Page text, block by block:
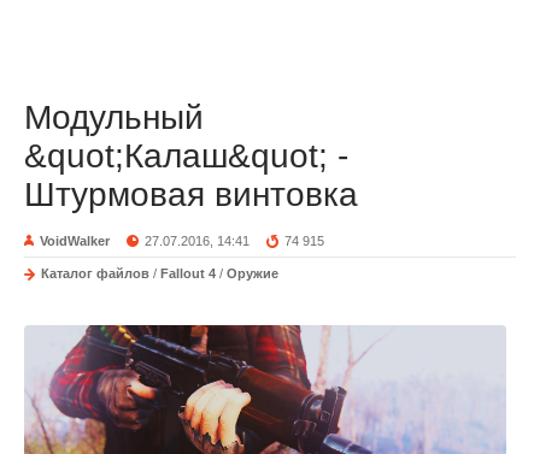
Модульный
&quot;Калаш&quot; -
Штурмовая винтовка
VoidWalker 27.07.2016, 14:41 74 915
Каталог файлов / Fallout 4 / Оружие